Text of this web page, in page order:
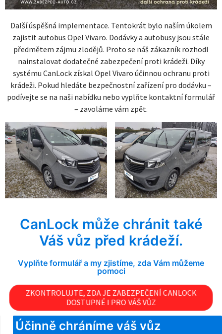
Další úspěšná implementace. Tentokrát bylo naším úkolem
zajistit autobus Opel Vivaro. Dodávky a autobusy jsou stále
předmětem zájmu zlodějů. Proto se náš zákazník rozhodl
nainstalovat dodatečné zabezpečení proti krádeži. Díky
systému CanLock získal Opel Vivaro účinnou ochranu proti
krádeži. Pokud hledáte bezpečnostní zařízení pro dodávku –
podívejte se na naši nabídku nebo vyplňte kontaktní formulář
– zavoláme vám zpět.
CanLock může chránit také
Váš vůz před krádeží.
Vyplňte formulář a my zjistíme, zda Vám můžeme
pomoci
ZKONTROLUJTE, ZDA JE ZABEZPEČENÍ CANLOCK
DOSTUPNÉ I PRO VÁŠ VŮZ
Účinně chráníme váš vůz